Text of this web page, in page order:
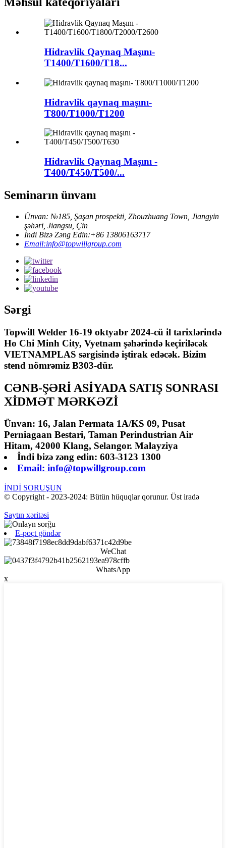
Hidravlik Qaynaq Maşını-
T1400/T1600/T18...
Hidravlik qaynaq maşını-
T800/T1000/T1200
Hidravlik Qaynaq Maşını -
T400/T450/T500/...
Seminarın ünvanı
Ünvan: №185, Şaşan prospekti, Zhouzhuang Town, Jiangyin
şəhəri, Jiangsu, Çin
İndi Bizə Zəng Edin:+86 13806163717
Email:info@topwillgroup.com
Sərgi
Topwill Welder 16-19 oktyabr 2024-cü il tarixlərində
Ho Chi Minh City, Vyetnam şəhərində keçiriləcək
VIETNAMPLAS sərgisində iştirak edəcək. Bizim
stend nömrəmiz B303-dür.
CƏNB-ŞƏRİ ASİYADA SATIŞ SONRASI
XİDMƏT MƏRKƏZİ
Ünvan: 16, Jalan Permata 1A/KS 09, Pusat
Perniagaan Bestari, Taman Perindustrian Air
Hitam, 42000 Klang, Selangor. Malayziya
İndi bizə zəng edin: 603-3123 1300
Email: info@topwillgroup.com
İNDİ SORUŞUN
© Copyright - 2023-2024: Bütün hüquqlar qorunur. Üst iradə
Saytın xəritəsi
E-poçt göndər
WeChat
WhatsApp
x